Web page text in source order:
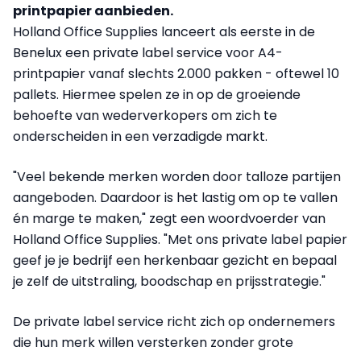
printpapier aanbieden.
Holland Office Supplies lanceert als eerste in de
Benelux een private label service voor A4-
printpapier vanaf slechts 2.000 pakken - oftewel 10
pallets. Hiermee spelen ze in op de groeiende
behoefte van wederverkopers om zich te
onderscheiden in een verzadigde markt.
"Veel bekende merken worden door talloze partijen
aangeboden. Daardoor is het lastig om op te vallen
én marge te maken," zegt een woordvoerder van
Holland Office Supplies. "Met ons private label papier
geef je je bedrijf een herkenbaar gezicht en bepaal
je zelf de uitstraling, boodschap en prijsstrategie."
De private label service richt zich op ondernemers
die hun merk willen versterken zonder grote